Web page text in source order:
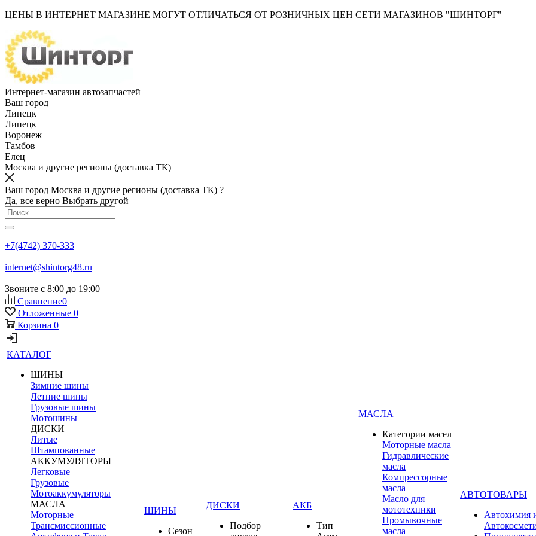
ЦЕНЫ В ИНТЕРНЕТ МАГАЗИНЕ МОГУТ ОТЛИЧАТЬСЯ ОТ РОЗНИЧНЫХ ЦЕН СЕТИ МАГАЗИНОВ "ШИНТОРГ"
Интернет-магазин автозапчастей
Ваш город
Липецк
Липецк
Воронеж
Тамбов
Елец
Москва и другие регионы (доставка ТК)
Ваш город Москва и другие регионы (доставка ТК) ?
Да, все верно Выбрать другой
+7(4742) 370-333
internet@shintorg48.ru
Звоните с 8:00 до 19:00
Сравнение0
Отложенные 0
Корзина 0
КАТАЛОГ
ШИНЫ
Зимние шины
Летние шины
Грузовые шины
Мотошины
ДИСКИ
Литые
Штампованные
АККУМУЛЯТОРЫ
Легковые
Грузовые
Мотоаккумуляторы
МАСЛА
Моторные
Трансмиссионные
ШИНЫ
Сезон
ДИСКИ
Подбор
АКБ
Тип
МАСЛА
Категории масел
Моторные масла
Гидравлические
масла
Компрессорные
масла
Масло для
мототехники
Промывочные
масла
АВТОТОВАРЫ
Автохимия